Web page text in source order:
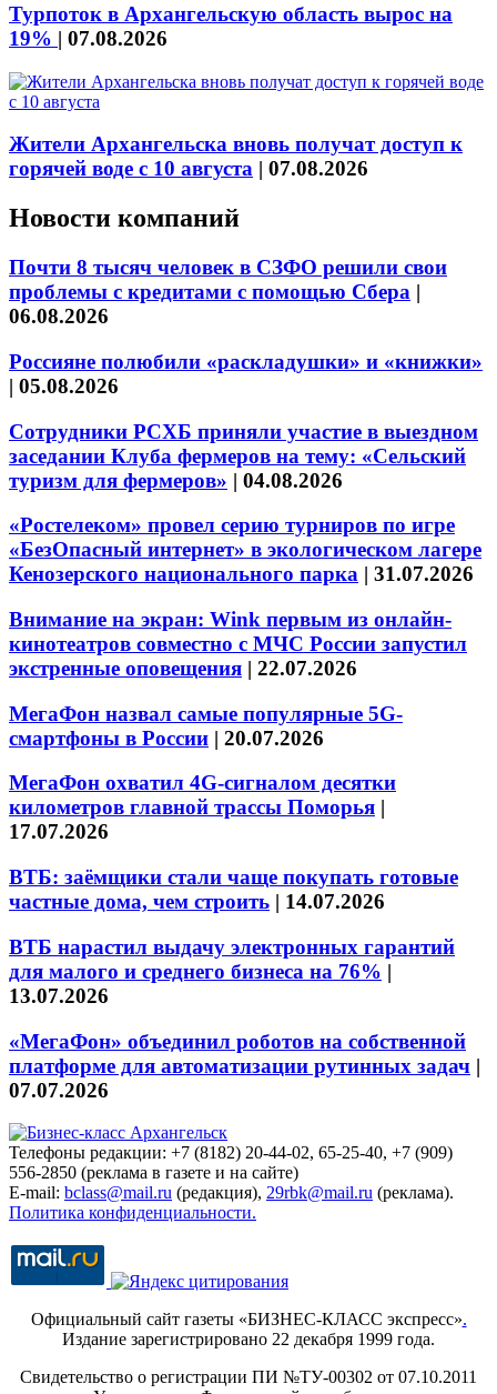
Турпоток в Архангельскую область вырос на
19% | 07.08.2026
Жители Архангельска вновь получат доступ к
горячей воде с 10 августа | 07.08.2026
Новости компаний
Почти 8 тысяч человек в СЗФО решили свои
проблемы с кредитами с помощью Сбера |
06.08.2026
Россияне полюбили «раскладушки» и «книжки»
| 05.08.2026
Сотрудники РСХБ приняли участие в выездном
заседании Клуба фермеров на тему: «Сельский
туризм для фермеров» | 04.08.2026
«Ростелеком» провел серию турниров по игре
«БезОпасный интернет» в экологическом лагере
Кенозерского национального парка | 31.07.2026
Внимание на экран: Wink первым из онлайн-
кинотеатров совместно с МЧС России запустил
экстренные оповещения | 22.07.2026
МегаФон назвал самые популярные 5G-
смартфоны в России | 20.07.2026
МегаФон охватил 4G-сигналом десятки
километров главной трассы Поморья |
17.07.2026
ВТБ: заёмщики стали чаще покупать готовые
частные дома, чем строить | 14.07.2026
ВТБ нарастил выдачу электронных гарантий
для малого и среднего бизнеса на 76% |
13.07.2026
«МегаФон» объединил роботов на собственной
платформе для автоматизации рутинных задач |
07.07.2026
Телефоны редакции: +7 (8182) 20-44-02, 65-25-40, +7 (909)
556-2850 (реклама в газете и на сайте)
E-mail: bclass@mail.ru (редакция), 29rbk@mail.ru (реклама).
Политика конфиденциальности.
Официальный сайт газеты «БИЗНЕС-КЛАСС экспресс».
Издание зарегистрировано 22 декабря 1999 года.
Свидетельство о регистрации ПИ №ТУ-00302 от 07.10.2011